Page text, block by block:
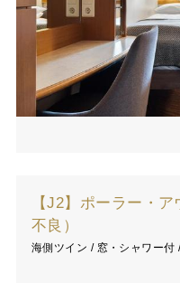
【J2】ポーラー・
不良）
海側ツイン / 窓・シャワー